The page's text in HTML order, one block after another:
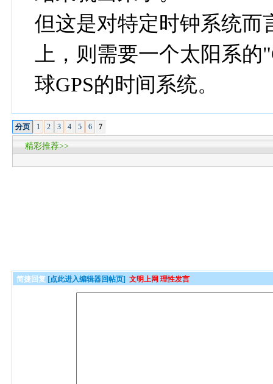
但这是对特定时钟系统而
上，则需要一个太阳系
球GPS的时间系统。
分页 1 2 3 4 5 6 7
精彩推荐>>
简捷回复 [点此进入编辑器回帖页] 文明上网 理性发言